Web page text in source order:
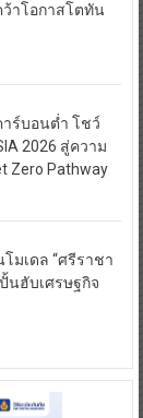
าโอกาสโตทัน
ร์บอนต่ำ โชว์
2026 สู่ความ
Zero Pathway
มเดล “ศรีราชา
นฮับเศรษฐกิจ